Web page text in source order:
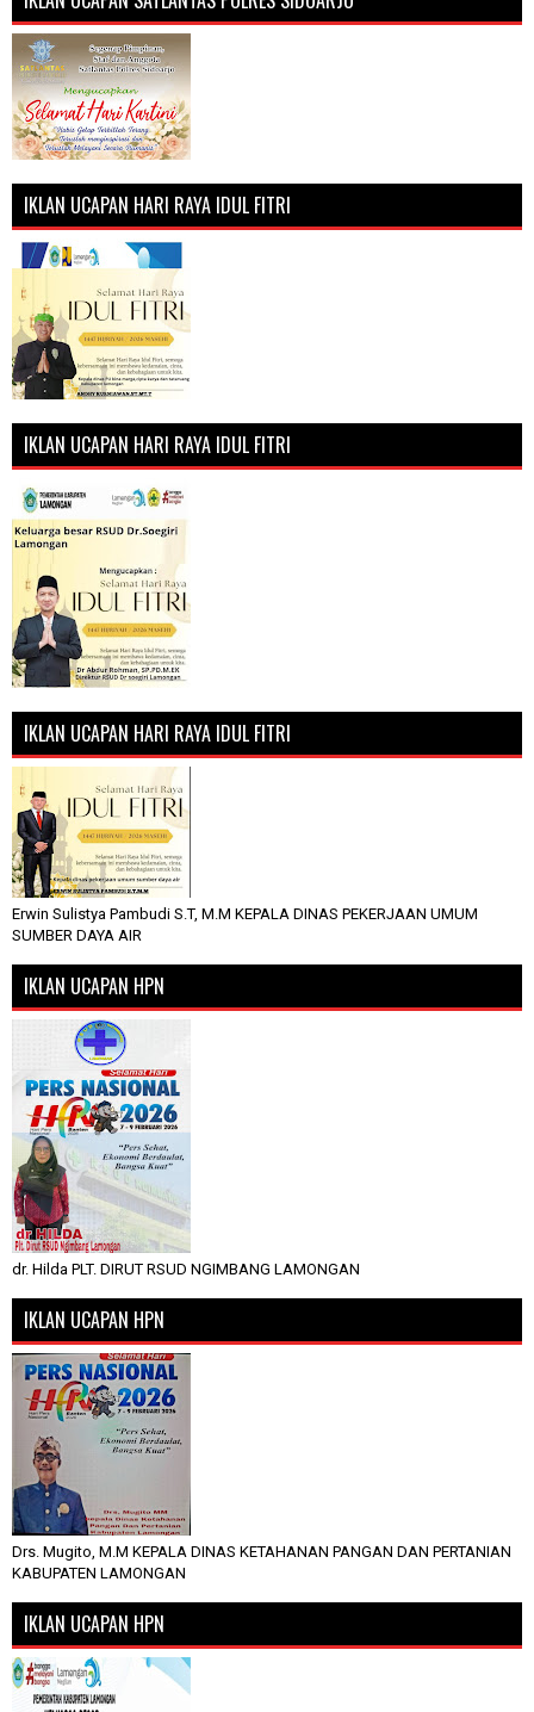
IKLAN UCAPAN HARI RAYA IDUL FITRI
IKLAN UCAPAN HARI RAYA IDUL FITRI
IKLAN UCAPAN HARI RAYA IDUL FITRI
Erwin Sulistya Pambudi S.T, M.M KEPALA DINAS PEKERJAAN UMUM
SUMBER DAYA AIR
IKLAN UCAPAN HPN
dr. Hilda PLT. DIRUT RSUD NGIMBANG LAMONGAN
IKLAN UCAPAN HPN
Drs. Mugito, M.M KEPALA DINAS KETAHANAN PANGAN DAN PERTANIAN
KABUPATEN LAMONGAN
IKLAN UCAPAN HPN